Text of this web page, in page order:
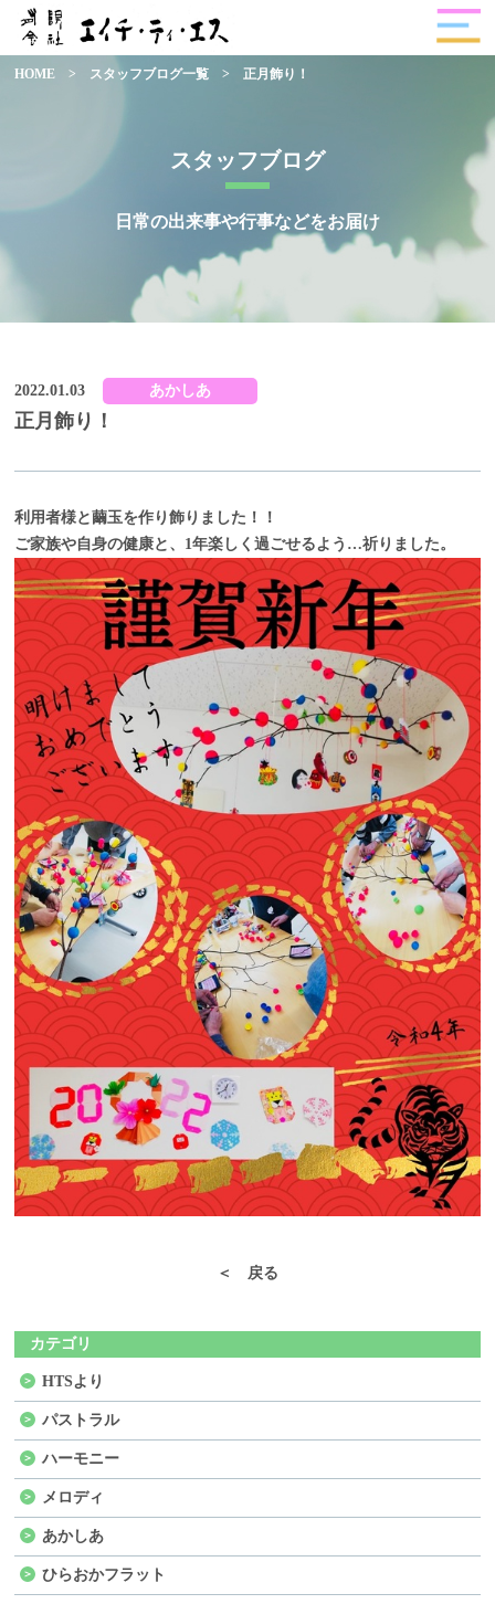
スタッフブログ
日常の出来事や行事などをお届け
HOME > スタッフブログ一覧 > 正月飾り！
2022.01.03 あかしあ
正月飾り！
利用者様と繭玉を作り飾りました！！
ご家族や自身の健康と、1年楽しく過ごせるよう…祈りました。
＜ 戻る
カテゴリ
HTSより
パストラル
ハーモニー
メロディ
あかしあ
ひらおかフラット